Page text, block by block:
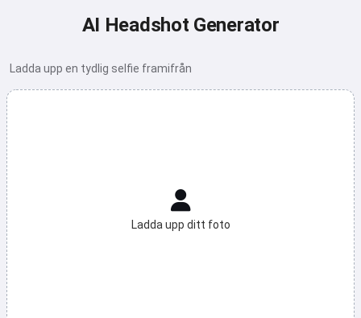
AI Headshot Generator
Ladda upp en tydlig selfie framifrån
Ladda upp ditt foto